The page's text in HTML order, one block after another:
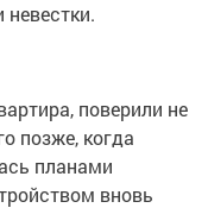
поверили не
позже, когда
планами
вновь